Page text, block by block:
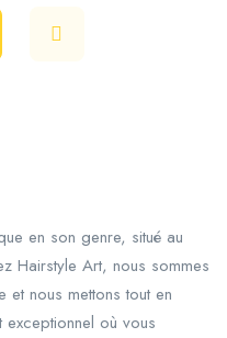
en son genre, situé au
Hairstyle Art, nous sommes
nous mettons tout en
où vous